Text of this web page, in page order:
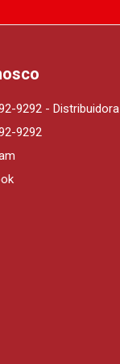
9292 - Distribuidora
9292